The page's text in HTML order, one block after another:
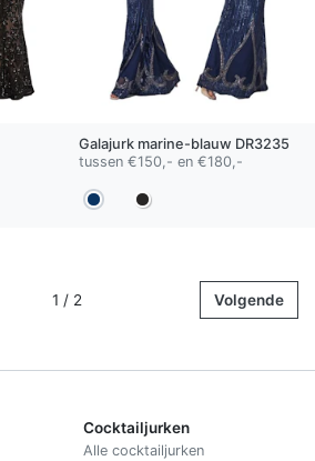
Galajurk marine-blauw DR3235
tussen €150,- en €180,-
1 / 2 Volgende
Cocktailjurken
Alle cocktailjurken